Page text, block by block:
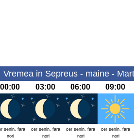
Vremea in Sepreus - maine -
00:00 03:00 06:00 09:00
senin, fara
nori
cer senin, fara
nori
cer senin, fara
nori
cer senin, fara
nori